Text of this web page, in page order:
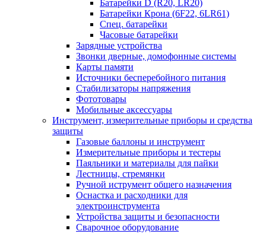
Батарейки D (R20, LR20)
Батарейки Крона (6F22, 6LR61)
Спец. батарейки
Часовые батарейки
Зарядные устройства
Звонки дверные, домофонные системы
Карты памяти
Источники бесперебойного питания
Стабилизаторы напряжения
Фототовары
Мобильные аксессуары
Инструмент, измерительные приборы и средства
защиты
Газовые баллоны и инструмент
Измерительные приборы и тестеры
Паяльники и материалы для пайки
Лестницы, стремянки
Ручной иструмент общего назначения
Оснастка и расходники для
электроинструмента
Устройства защиты и безопасности
Сварочное оборудование